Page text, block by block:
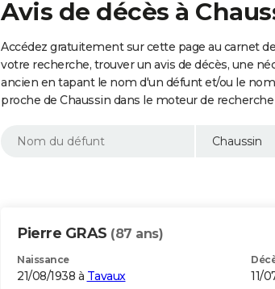
Avis de décès à
Accédez gratuitement sur cette page au carnet
votre recherche, trouver un avis de décès, une
ancien en tapant le nom d'un défunt et/ou le
proche de Chaussin dans le moteur de
Pierre GRAS (87 ans)
Naissance
21/08/1938 à Tavaux 11/